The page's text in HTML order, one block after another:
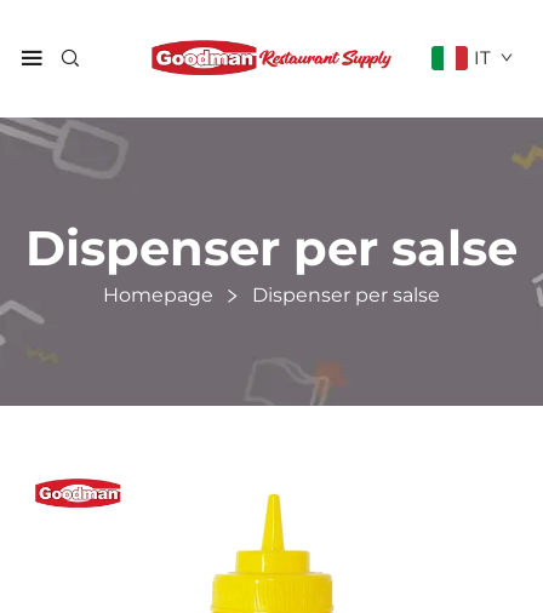
IT
Dispenser per salse
Homepage Dispenser per salse